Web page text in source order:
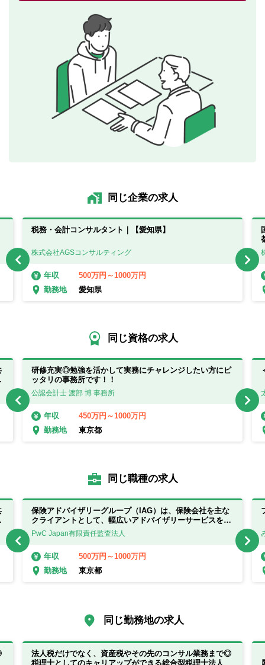
同じ企業の求人
税務・会計コンサルタント｜【愛知県】
株式会社AGSコンサルティング
年収
500万円～1000万円
勤務地
愛知県
同じ資格の求人
研修充実◎勉強を活かして実務にチャレンジしたい方にピ
ッタリの事務所です！！
公認会計士 渡部 博 事務所
年収
450万円～1000万円
勤務地
東京都
同じ職種の求人
保険アドバイザリーグループ（IAG）は、保険会社を主な
クライアントとして、幅広いアドバイザリーサービスを提
供しています◎
PwC Japan有限責任監査法人
年収
500万円～1000万円
勤務地
東京都
同じ勤務地の求人
法人税だけでなく、資産税やその先のコンサル業務まで◎
税理士としてのキャリアップができる総合型税理士法人